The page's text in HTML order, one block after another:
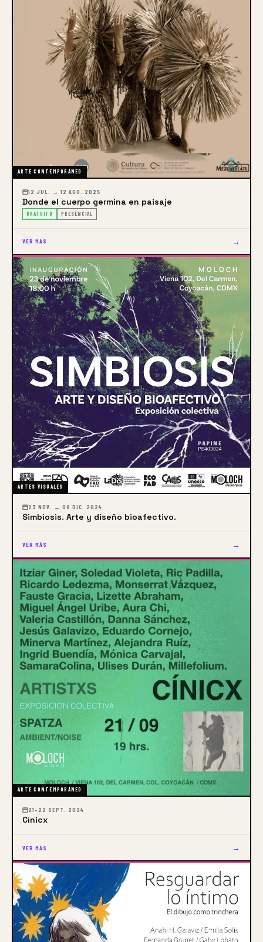
ARTE CONTEMPORÁNEO
12 JUL. → 12 AGO. 2025
Donde el cuerpo germina en paisaje
GRATUITO PRESENCIAL
VER MÁS →
ARTES VISUALES
23 NOV. → 08 DIC. 2024
Simbiosis. Arte y diseño bioafectivo.
VER MÁS →
ARTE CONTEMPORÁNEO
21–22 SEPT. 2024
Cínicx
VER MÁS →